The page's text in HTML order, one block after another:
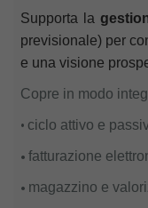
Supporta la
previsionale) per
e una visione
Copre in modo
• ciclo attivo e
• fatturazione
• magazzino e